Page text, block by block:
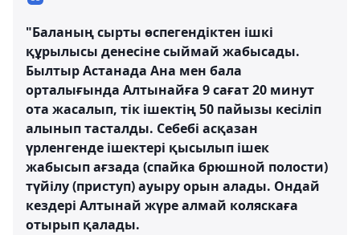
"Баланың сырты өспегендіктен ішкі
құрылысы денесіне сыймай жабысады.
Былтыр Астанада Ана мен бала
орталығында Алтынайға 9 сағат 20 минут
ота жасалып, тік ішектің 50 пайызы кесіліп
алынып тасталды. Себебі асқазан
үрленгенде ішектері қысылып ішек
жабысып ағзада (спайка брюшной полости)
түйілу (приступ) ауыру орын алады. Ондай
кездері Алтынай жүре алмай коляскаға
отырып қалады.